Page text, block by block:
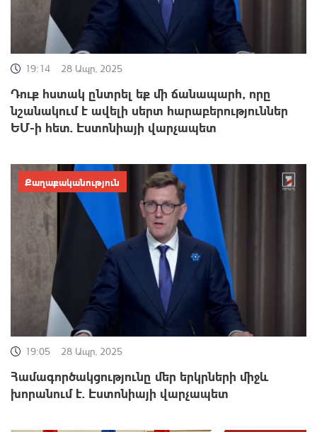
19:14 28 Ապր, 2025
Դուք հստակ ընտրել եք մի ճանապարհ, որը
նշանակում է ավելի սերտ հարաբերություններ
ԵՄ-ի հետ. Էստոնիայի վարչապետ
19:05 28 Ապր, 2025
Համագործակցությունը մեր երկրների միջև
խորանում է. Էստոնիայի վարչապետ
Քաղաքականություն